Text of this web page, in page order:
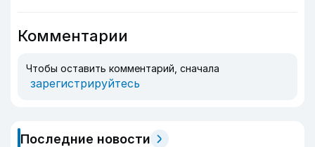
Комментарии
Чтобы оставить комментарий, сначала
зарегистрируйтесь
Последние новости